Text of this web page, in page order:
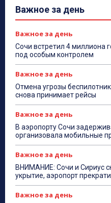
Важное за день
Важное за день
Сочи встретил 4 миллиона
под особым контролем
Важное за день
Отмена угрозы
снова принимает рейсы
Важное за день
В аэропорту Сочи
организовала мобильные
Важное за день
ВНИМАНИЕ: Сочи и Сириус
укрытие, аэропорт
Важное за день